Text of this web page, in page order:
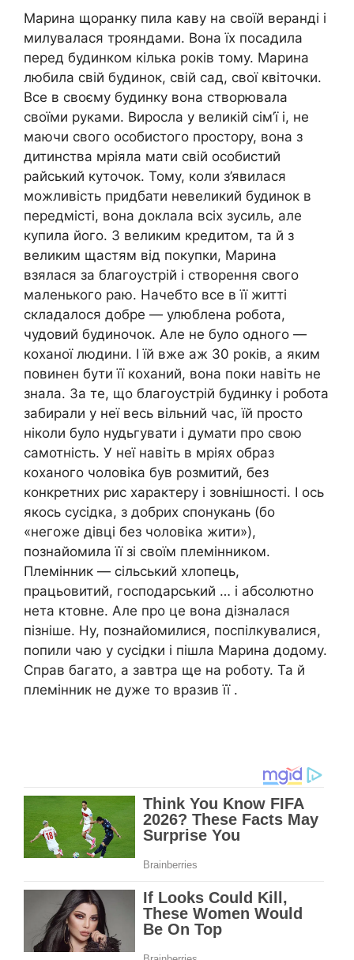
Марина щоранку пила каву на своїй веранді і
милувалася трояндами. Вона їх посадила
перед будинком кілька років тому. Марина
любила свій будинок, свій сад, свої квіточки.
Все в своєму будинку вона створювала
своїми руками. Виросла у великій сім’ї і, не
маючи свого особистого простору, вона з
дитинства мріяла мати свій особистий
райський куточок. Тому, коли з’явилася
можливість придбати невеликий будинок в
передмісті, вона доклала всіх зусиль, але
купила його. З великим кредитом, та й з
великим щастям від покупки, Марина
взялася за благоустрій і створення свого
маленького раю. Начебто все в її житті
складалося добре — улюблена робота,
чудовий будиночок. Але не було одного —
коханої людини. І їй вже аж 30 років, а яким
повинен бути її коханий, вона поки навіть не
знала. За те, що благоустрій будинку і робота
забирали у неї весь вільний час, їй просто
ніколи було нудьгувати і думати про свою
самотність. У неї навіть в мріях образ
коханого чоловіка був розмитий, без
конкретних рис характеру і зовнішності. І ось
якось сусідка, з добрих спонукань (бо
«негоже дівці без чоловіка жити»),
познайомила її зі своїм племінником.
Племінник — сільський хлопець,
працьовитий, господарський … і абсолютно
нета ктовне. Але про це вона дізналася
пізніше. Ну, познайомилися, поспілкувалися,
попили чаю у сусідки і пішла Марина додому.
Справ багато, а завтра ще на роботу. Та й
племінник не дуже то вразив її .